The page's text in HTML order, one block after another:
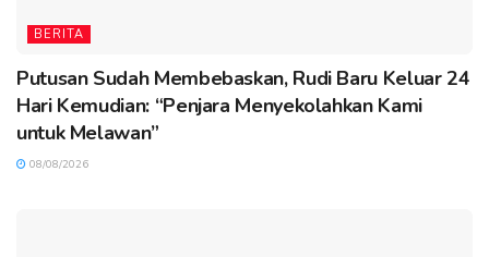
BERITA
Putusan Sudah Membebaskan, Rudi Baru Keluar 24
Hari Kemudian: “Penjara Menyekolahkan Kami
untuk Melawan”
08/08/2026